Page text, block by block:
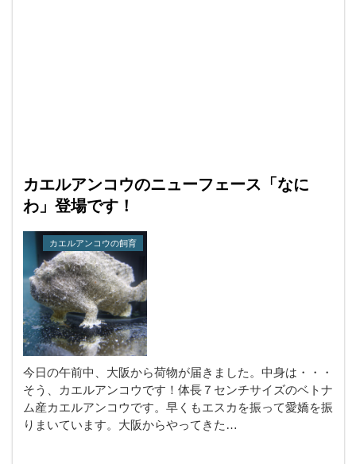
カエルアンコウのニューフェース「なに
わ」登場です！
カエルアンコウの飼育
今日の午前中、大阪から荷物が届きました。中身は・・・
そう、カエルアンコウです！体長７センチサイズのベトナ
ム産カエルアンコウです。早くもエスカを振って愛嬌を振
りまいています。大阪からやってきた…